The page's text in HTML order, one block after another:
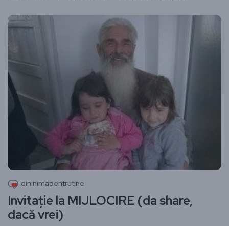
dininimapentrutine
Invitație la MIJLOCIRE (da share,
dacă vrei)